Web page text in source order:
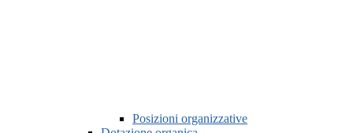
Posizioni organizzative